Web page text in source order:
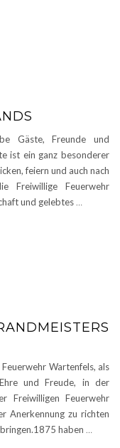
Gäste, Freunde und
ist ein ganz besonderer
feiern und auch nach
Freiwillige Feuerwehr
und gelebtes …
Wartenfels, als
und Freude, in der
Freiwilligen Feuerwehr
Anerkennung zu richten
haben …